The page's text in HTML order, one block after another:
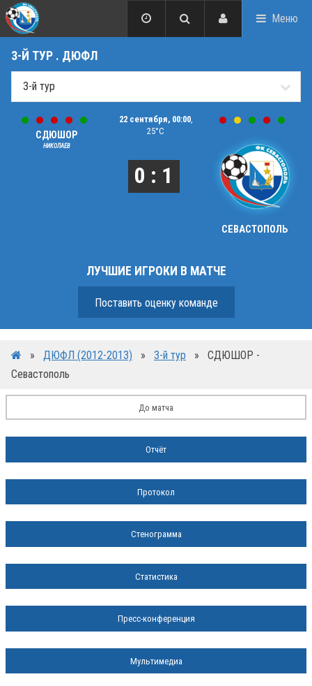
Меню
3-Й ТУР . ДЮФЛ
СДЮШОР
НИКОЛАЕВ
22 сентября, 00:00,
25°C
0 : 1
СЕВАСТОПОЛЬ
ЛУЧШИЕ ИГРОКИ В МАТЧЕ
Поставить оценку команде
» ДЮФЛ (2012-2013) » 3-й тур »
СДЮШОР -
Севастополь
До матча
Отчёт
Протокол
Стенограмма
Статистика
Пресс-конференция
Мультимедиа